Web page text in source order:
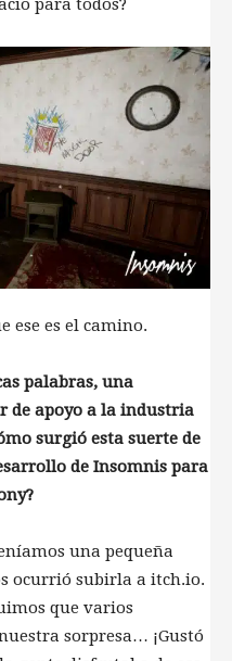
para todos?
ese es el camino.
palabras, una
de apoyo a la industria
surgió esta suerte de
de Insomnis para
una pequeña
ocurrió subirla a itch.io.
que varios
sorpresa… ¡Gustó